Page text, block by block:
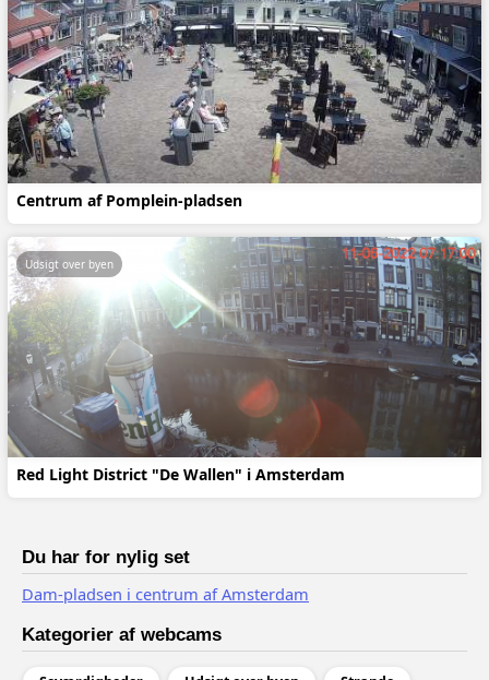
Centrum af Pomplein-pladsen
Red Light District "De Wallen" i Amsterdam
Udsigt over byen
Du har for nylig set
Dam-pladsen i centrum af Amsterdam
Kategorier af webcams